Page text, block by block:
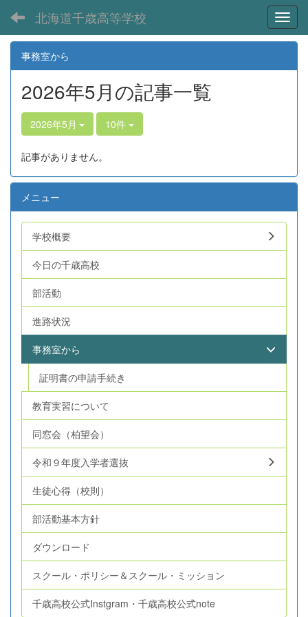
北海道千歳高等学校
事務室から
2026年5月の記事一覧
2026年5月 10件
記事がありません。
メニュー
学校概要
今日の千歳高校
部活動
進路状況
事務室から
証明書の申請手続き
教育実習について
同窓会（柏望会）
令和９年度入学者選抜
生徒心得（校則）
部活動基本方針
ダウンロード
スクール・ポリシー＆スクール・ミッション
千歳高校公式Instgram・千歳高校公式note